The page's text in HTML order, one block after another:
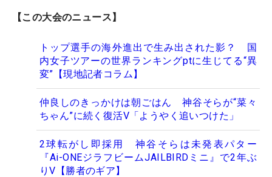
【この大会のニュース】
トップ選手の海外進出で生み出された影？ 国
内女子ツアーの世界ランキングptに生じてる“異
変”【現地記者コラム】
仲良しのきっかけは朝ごはん 神谷そらが“菜々
ちゃん”に続く復活V「ようやく追いつけた」
2球転がし即採用 神谷そらは未発表パター
『Ai-ONEジラフビームJAILBIRDミニ』で2年ぶ
りV【勝者のギア】